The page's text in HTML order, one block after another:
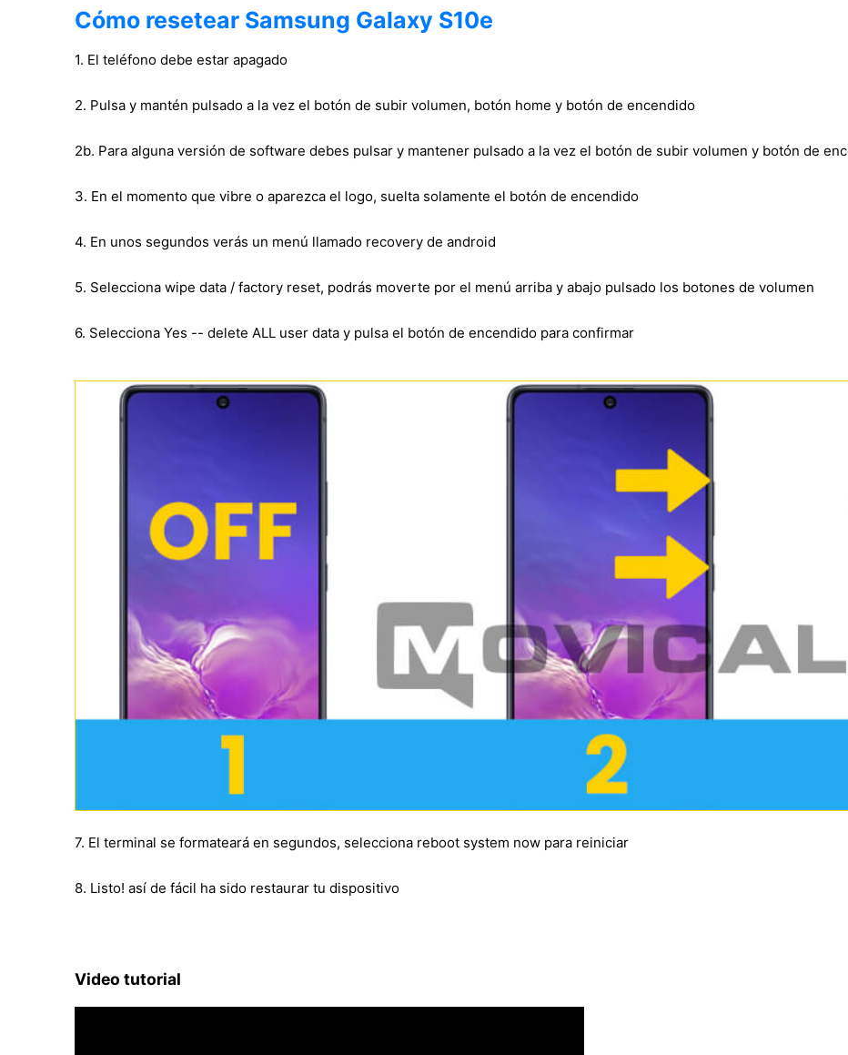
Cómo resetear Samsung Galaxy S10e
1. El teléfono debe estar apagado
2. Pulsa y mantén pulsado a la vez el botón de subir volumen, botón home y botón de encendido
2b. Para alguna versión de software debes pulsar y mantener pulsado a la vez el botón de subir volumen y botón de
3. En el momento que vibre o aparezca el logo, suelta solamente el botón de encendido
4. En unos segundos verás un menú llamado recovery de android
5. Selecciona wipe data / factory reset, podrás moverte por el menú arriba y abajo pulsado los botones de volumen
6. Selecciona Yes -- delete ALL user data y pulsa el botón de encendido para confirmar
7. El terminal se formateará en segundos, selecciona reboot system now para reiniciar
8. Listo! así de fácil ha sido restaurar tu dispositivo
Video tutorial